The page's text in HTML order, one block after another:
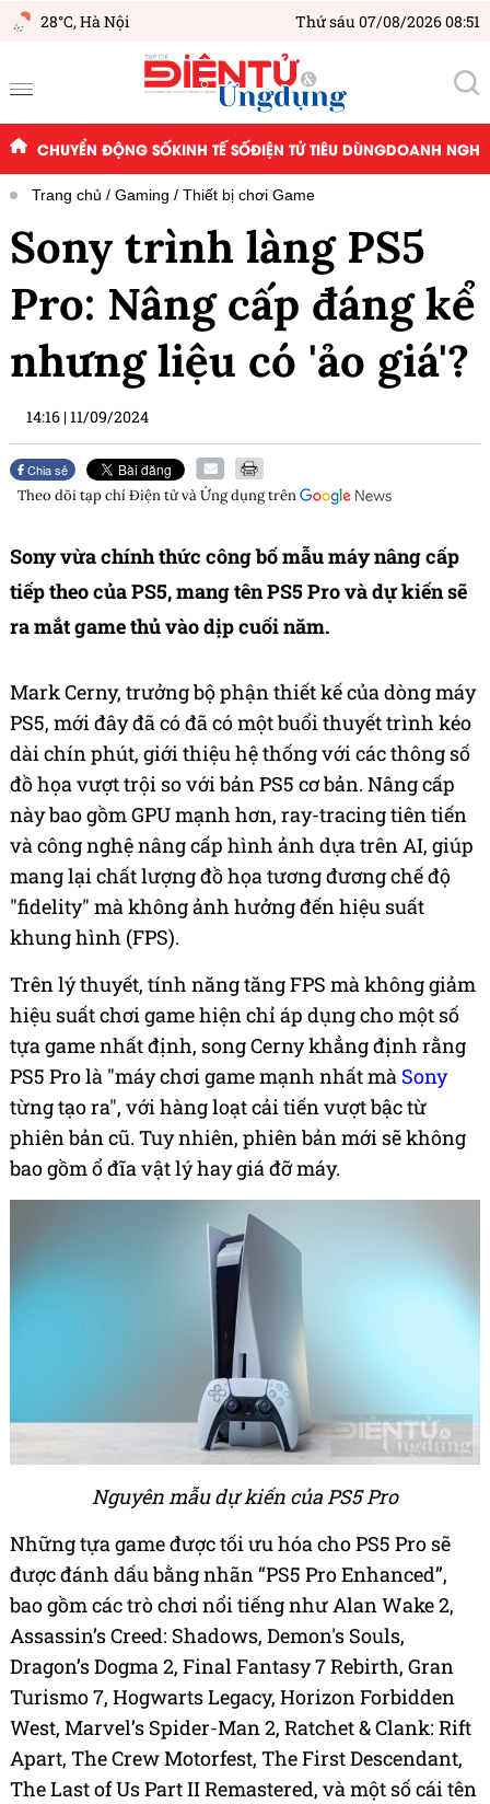
28°C,Hà Nội Thứ sáu 07/08/2026 08:51
CHUYỂN ĐỘNG SỐKINH TẾ SỐĐIỆN TỬ TIÊU DÙNGDOANH
Trang chủ Gaming Thiết bị chơi Game
Sony trình làng PS5
Pro: Nâng cấp đáng kể
nhưng liệu có 'ảo giá'?
14:16 |11/09/2024
Chia sẻ
Theo dõi tạp chíĐiện tử và Ứng dụngtrên
Sony vừa chính thức công bố mẫu máy nâng cấp
tiếp theo của PS5, mang tên PS5 Pro và dự kiến sẽ
ra mắt game thủ vào dịp cuối năm.
Mark Cerny, trưởng bộ phận thiết kế của dòng máy
PS5, mới đây đã có đã có một buổi thuyết trình kéo
dài chín phút, giới thiệu hệ thống với các thông số
đồ họa vượt trội so với bản PS5 cơ bản. Nâng cấp
này bao gồm GPU mạnh hơn, ray-tracing tiên tiến
và công nghệ nâng cấp hình ảnh dựa trên AI, giúp
mang lại chất lượng đồ họa tương đương chế độ
"fidelity" mà không ảnh hưởng đến hiệu suất
khung hình (FPS).
Trên lý thuyết, tính năng tăng FPS mà không giảm
hiệu suất chơi game hiện chỉ áp dụng cho một số
tựa game nhất định, song Cerny khẳng định rằng
PS5 Pro là "máy chơi game mạnh nhất mà Sony
từng tạo ra", với hàng loạt cải tiến vượt bậc từ
phiên bản cũ. Tuy nhiên, phiên bản mới sẽ không
bao gồm ổ đĩa vật lý hay giá đỡ máy.
Nguyên mẫu dự kiến của PS5 Pro
Những tựa game được tối ưu hóa cho PS5 Pro sẽ
được đánh dấu bằng nhãn “PS5 Pro Enhanced”,
bao gồm các trò chơi nổi tiếng như Alan Wake 2,
Assassin’s Creed: Shadows, Demon's Souls,
Dragon’s Dogma 2, Final Fantasy 7 Rebirth, Gran
Turismo 7, Hogwarts Legacy, Horizon Forbidden
West, Marvel’s Spider-Man 2, Ratchet & Clank: Rift
Apart, The Crew Motorfest, The First Descendant,
The Last of Us Part II Remastered, và một số cái tên